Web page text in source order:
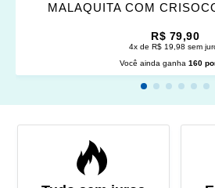
MALAQUITA COM
R$ 79,90
4x de R$ 19,98 sem
Você ainda ganha 160